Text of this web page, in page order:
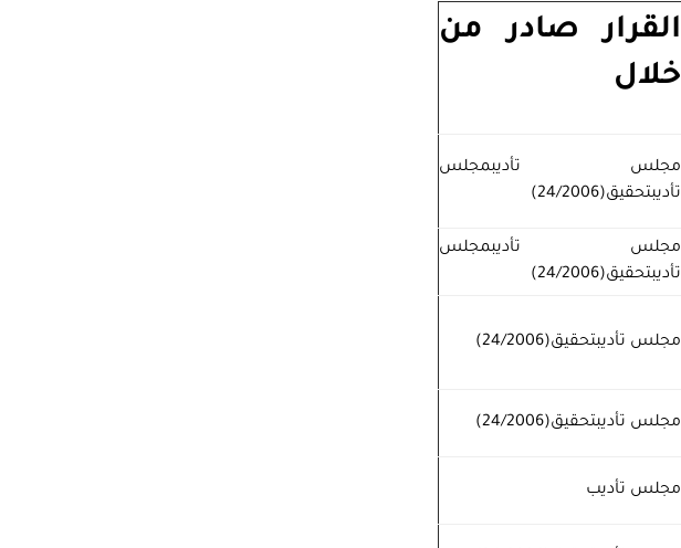
القرار صادر من
خلال
مجلس تأديبمجلس
تأديبتحقيق(24/2006)
مجلس تأديبمجلس
تأديبتحقيق(24/2006)
مجلس تأديبتحقيق(24/2006)
مجلس تأديبتحقيق(24/2006)
مجلس تأديب